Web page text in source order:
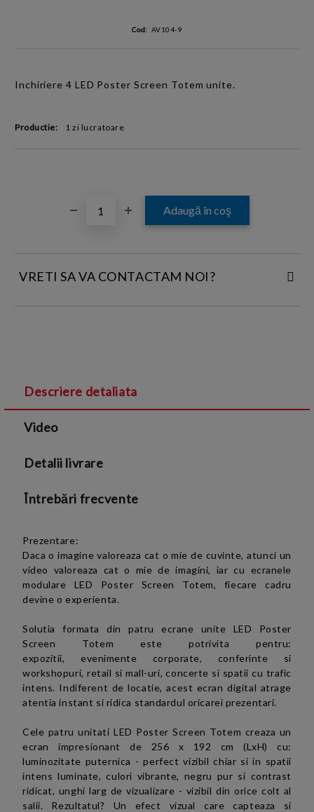
Cod: AV104-9
Inchiriere 4 LED Poster Screen Totemunite.
Productie: 1 zi lucratoare
VRETI SA VA CONTACTAM NOI?
Politica de confidentialitate
Descriere detaliata
Video
Detalii livrare
Întrebări frecvente
Prezentare:
Daca o imagine valoreaza cat o mie de cuvinte, atunci un
video valoreaza cat o mie de imagini, iar cu ecranele
modulare LED Poster Screen Totem, fiecare cadru
devine o experienta.
Solutia formata din patru ecrane unite LED Poster
Screen Totem este potrivita pentru:
expozitii, evenimente corporate, conferinte si
workshopuri, retail si mall-uri, concerte si spatii cu trafic
intens. Indiferent de locatie, acest ecran digital atrage
atentia instant si ridica standardul oricarei prezentari.
Cele patruunitati LED Poster Screen Totem creaza un
ecranimpresionantde 256 x 192 cm (LxH) cu:
luminozitate puternica - perfect vizibil chiar si in spatii
intens luminate, culori vibrante, negru pur si contrast
ridicat, unghi larg de vizualizare - vizibil din orice colt al
salii. Rezultatul? Un efect vizual care capteaza si